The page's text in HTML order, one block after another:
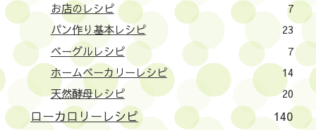
お店のレシピ
7
パン作り基本レシピ
23
ベーグルレシピ
7
ホームベーカリーレシピ
14
天然酵母レシピ
20
ローカロリーレシピ 140